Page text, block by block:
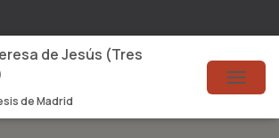
de Jesús (Tres
de Madrid
T
O